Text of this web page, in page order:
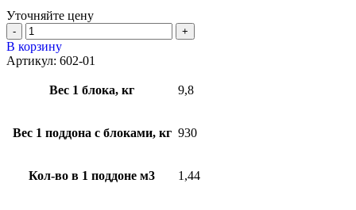
Уточняйте цену
В корзину
Артикул: 602-01
Вес 1 блока, кг 9,8
Вес 1 поддона с блоками, кг 930
Кол-во в 1 поддоне м3 1,44